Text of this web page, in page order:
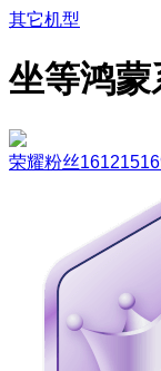
其它机型
坐等鸿
荣耀粉丝